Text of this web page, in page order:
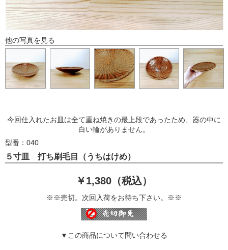
他の写真を見る
今回仕入れたお皿は全て重ね焼きの最上段であったため、器の中に
白い輪がありません。
型番：040
５寸皿 打ち刷毛目（うちはけめ）
￥1,380（税込）
※※売切。次回入荷をお待ち下さい。※※
▼この商品について問い合わせる